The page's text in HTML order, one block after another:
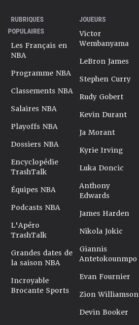
RUBRIQUES
POPULAIRES
Les Français en
NBA
Programme NBA
Classements NBA
Salaires NBA
Playoffs NBA
Dossiers NBA
Encyclopédie
TrashTalk
Équipes NBA
Podcasts NBA
L'Apéro
TrashTalk
Grandes dates de
la saison NBA
Incroyable
Brocante Sports
JOUEURS
Victor
Wembanyama
LeBron James
Stephen Curry
Rudy Gobert
Kevin Durant
Ja Morant
Kyrie Irving
Luka Doncic
Anthony
Edwards
James Harden
Nikola Jokic
Giannis
Antetokounmpo
Evan Fournier
Zion Williamson
Devin Booker